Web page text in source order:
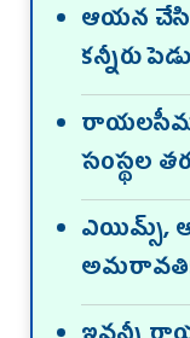
ఆయన
కన్నీరు
సంస్థల
ఎయిమ్స్,